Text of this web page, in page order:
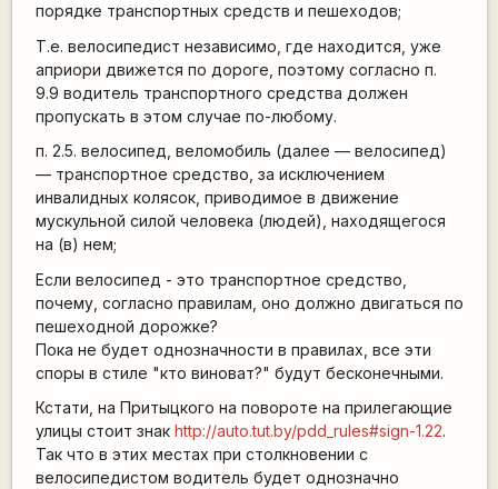
порядке транспортных средств и пешеходов;
Т.е. велосипедист независимо, где находится, уже
априори движется по дороге, поэтому согласно п.
9.9 водитель транспортного средства должен
пропускать в этом случае по-любому.
п. 2.5. велосипед, веломобиль (далее — велосипед)
— транспортное средство, за исключением
инвалидных колясок, приводимое в движение
мускульной силой человека (людей), находящегося
на (в) нем;
Если велосипед - это транспортное средство,
почему, согласно правилам, оно должно двигаться по
пешеходной дорожке?
Пока не будет однозначности в правилах, все эти
споры в стиле "кто виноват?" будут бесконечными.
Кстати, на Притыцкого на повороте на прилегающие
улицы стоит знак http://auto.tut.by/pdd_rules#sign-1.22.
Так что в этих местах при столкновении с
велосипедистом водитель будет однозначно